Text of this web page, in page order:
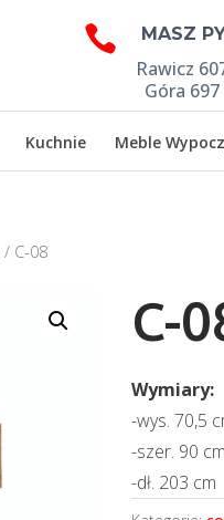
 MASZ
Rawicz
Góra
Kuchnie Meble
/ C-08
C-
Wymiary:
-wys. 70,5
-szer. 90 cm
-dł. 203 cm